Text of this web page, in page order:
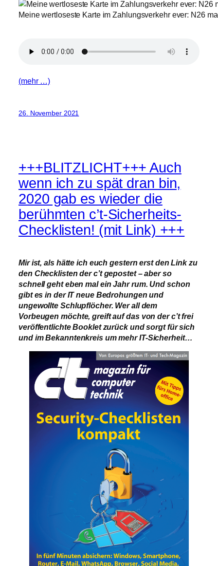
Meine wertloseste Karte im Zahlungsverkehr ever: N26
(mehr …)
26. November 2021
+++BLITZLICHT+++ Auch
wenn ich zu spät dran bin,
2020 gab es wieder die
berühmten c’t-Sicherheits-
Checklisten! (mit Link) +++
Mir ist, als hätte ich euch gestern erst den Link zu
den Checklisten der c’t gepostet – aber so
schnell geht eben mal ein Jahr rum. Und schon
gibt es in der IT neue Bedrohungen und
ungewollte Schlupflöcher. Wer all dem
Vorbeugen möchte, greift auf das von der c’t frei
veröffentlichte Booklet zurück und sorgt für sich
und im Bekanntenkreis um mehr IT-Sicherheit…